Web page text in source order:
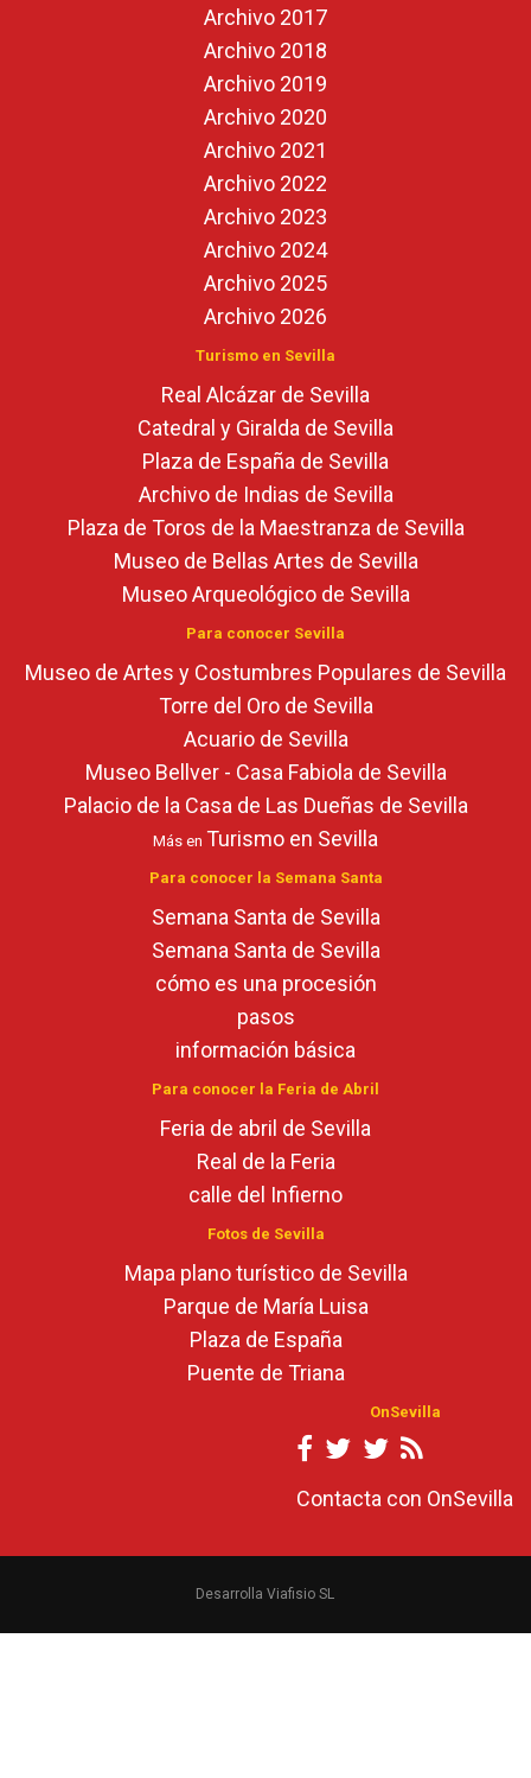
Archivo 2017
Archivo 2018
Archivo 2019
Archivo 2020
Archivo 2021
Archivo 2022
Archivo 2023
Archivo 2024
Archivo 2025
Archivo 2026
Turismo en Sevilla
Real Alcázar de Sevilla
Catedral y Giralda de Sevilla
Plaza de España de Sevilla
Archivo de Indias de Sevilla
Plaza de Toros de la Maestranza de Sevilla
Museo de Bellas Artes de Sevilla
Museo Arqueológico de Sevilla
Para conocer Sevilla
Museo de Artes y Costumbres Populares de Sevilla
Torre del Oro de Sevilla
Acuario de Sevilla
Museo Bellver - Casa Fabiola de Sevilla
Palacio de la Casa de Las Dueñas de Sevilla
Más en Turismo en Sevilla
Para conocer la Semana Santa
Semana Santa de Sevilla
Semana Santa de Sevilla
cómo es una procesión
pasos
información básica
Para conocer la Feria de Abril
Feria de abril de Sevilla
Real de la Feria
calle del Infierno
Fotos de Sevilla
Mapa plano turístico de Sevilla
Parque de María Luisa
Plaza de España
Puente de Triana
OnSevilla
Contacta con OnSevilla
Desarrolla Viafisio SL